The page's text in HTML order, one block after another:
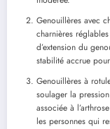
Genouillères avec
charnières
d’extension du
stabilité accrue
Genouillères à
soulager la
associée à
les personnes qui